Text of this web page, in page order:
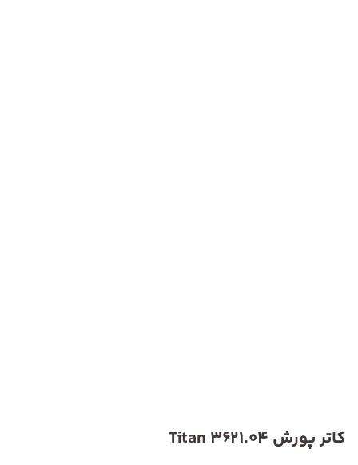
کاتر پورش 3621.04 Titan